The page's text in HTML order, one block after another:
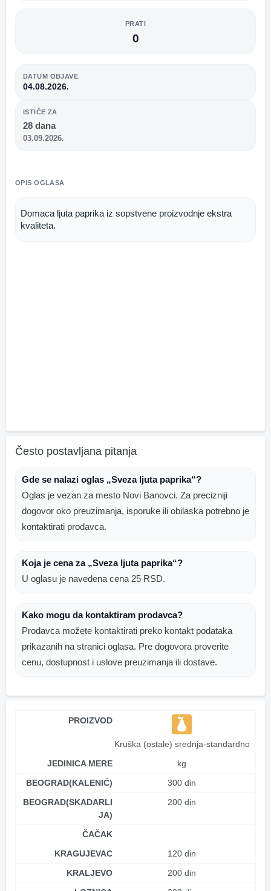
PRATI
0
DATUM OBJAVE
04.08.2026.
ISTIČE ZA
28 dana
03.09.2026.
OPIS OGLASA
Domaca ljuta paprika iz sopstvene proizvodnje ekstra
kvaliteta.
Često postavljana pitanja
Gde se nalazi oglas „Sveza ljuta paprika“?
Oglas je vezan za mesto Novi Banovci. Za precizniji
dogovor oko preuzimanja, isporuke ili obilaska potrebno je
kontaktirati prodavca.
Koja je cena za „Sveza ljuta paprika“?
U oglasu je navedena cena 25 RSD.
Kako mogu da kontaktiram prodavca?
Prodavca možete kontaktirati preko kontakt podataka
prikazanih na stranici oglasa. Pre dogovora proverite
cenu, dostupnost i uslove preuzimanja ili dostave.
PROIZVOD
Kruška (ostale) srednja-standardno
JEDINICA MERE
kg
BEOGRAD(KALENIĆ)
300 din
BEOGRAD(SKADARLI
JA)
200 din
ČAČAK
KRAGUJEVAC
120 din
KRALJEVO
200 din